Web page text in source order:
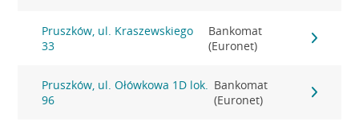
Pruszków, ul. Kraszewskiego
33
Bankomat
(Euronet)
Pruszków, ul. Ołówkowa 1D lok.
96
Bankomat
(Euronet)